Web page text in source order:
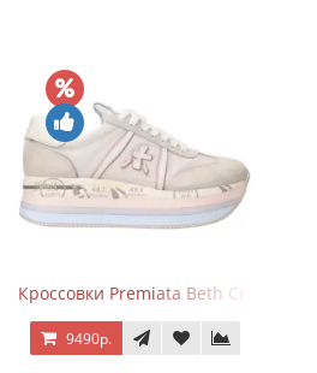
Кроссовки Premiata Beth Cream Sand
9490р.